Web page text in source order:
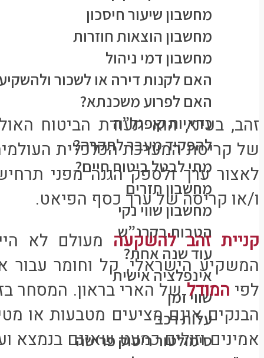
מחשבון שיעור חיסכון
מחשבון הוצאות חוזרות
מחשבון דמי ניהול
האם לקנות דירה או לשכור
האם לפרוע משכנתא?
כדאיות קופגל”ה
להפקיד מעבר לתקרה?
מתי לבטל ביטוח חיים?
מחשבון תזרים
מחשבון שווי נקי
הטבות בקרנ”ש
עוד שנה אחת?
אינפלציה אישית
שווי זמן
עלות רכב
סימולטור ריסוק פרישה
זהב, בעיני, הוא תעודת הביטוח
של קריסת המערכת הכלכלית
לאצור ערך ולספק הגנה מפני
ו/או קריסה של ערך כסף הפיאט.
קניית זהב להשקעה מעולם לא
המשקיע הישראלי, קל וחומר עבור
לפי המודל של הארי בראון. המסחר
הבנקים אינם מציעים מטבעות או
אמינים וזולים כמעט שאינם בנמצא